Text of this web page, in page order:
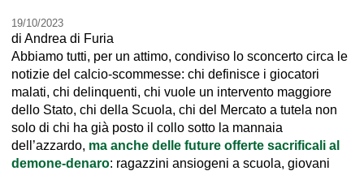
19/10/2023
di Andrea di Furia
Abbiamo tutti, per un attimo, condiviso lo sconcerto circa le
notizie del calcio-scommesse: chi definisce i giocatori
malati, chi delinquenti, chi vuole un intervento maggiore
dello Stato, chi della Scuola, chi del Mercato a tutela non
solo di chi ha già posto il collo sotto la mannaia
dell’azzardo, ma anche delle future offerte sacrificali al
demone-denaro: ragazzini ansiogeni a scuola, giovani